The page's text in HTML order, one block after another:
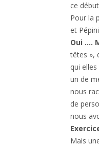
ce
Pour la
et
Oui ….
têtes »,
qui
un de
nous
de
nous
Mais